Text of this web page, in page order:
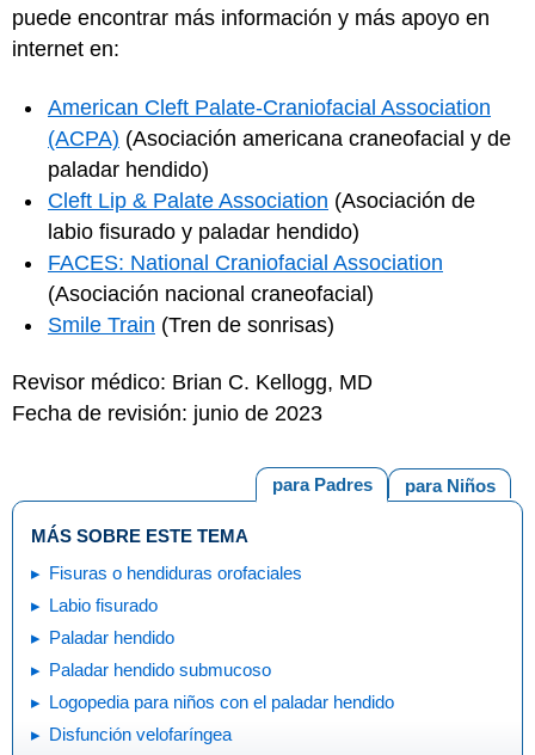
puede encontrar más información y más apoyo en
internet en:
American Cleft Palate-Craniofacial Association
(ACPA) (Asociación americana craneofacial y de
paladar hendido)
Cleft Lip & Palate Association (Asociación de
labio fisurado y paladar hendido)
FACES: National Craniofacial Association
(Asociación nacional craneofacial)
Smile Train (Tren de sonrisas)
Revisor médico: Brian C. Kellogg, MD
Fecha de revisión: junio de 2023
para Niños
para Padres
MÁS SOBRE ESTE TEMA
Fisuras o hendiduras orofaciales
Labio fisurado
Paladar hendido
Paladar hendido submucoso
Logopedia para niños con el paladar hendido
Disfunción velofaríngea